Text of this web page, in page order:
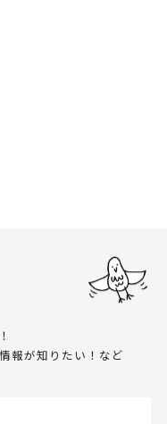
報が知りたい！など